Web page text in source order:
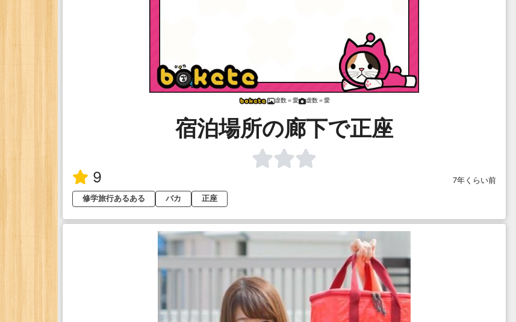
虚数＝愛 虚数＝愛
宿泊場所の廊下で正座
9
7年くらい前
修学旅行あるある
バカ 正座